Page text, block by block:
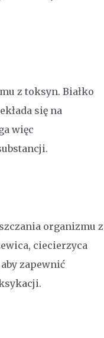
z toksyn. Białko
się na
więc
organizmu z
ciecierzyca
zapewnić